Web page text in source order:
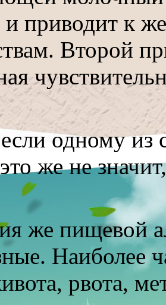
и приводит к
Второй
одному из
же не
же пищевой
Наиболее
рвота,